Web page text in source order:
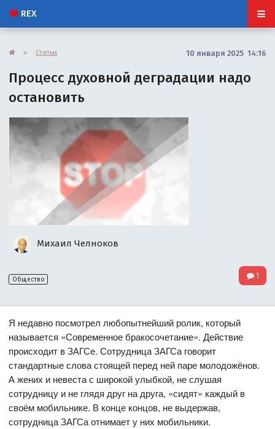
REX
» Статьи 10 января 2025 14:16
Процесс духовной деградации надо
остановить
Михаил Челноков
Общество 1
Я недавно посмотрел любопытнейший ролик, который
называется «Современное бракосочетание». Действие
происходит в ЗАГСе. Сотрудница ЗАГСа говорит
стандартные слова стоящей перед ней паре молодожёнов.
А жених и невеста с широкой улыбкой, не слушая
сотрудницу и не глядя друг на друга, «сидят» каждый в
своём мобильнике. В конце концов, не выдержав,
сотрудница ЗАГСа отнимает у них мобильники.